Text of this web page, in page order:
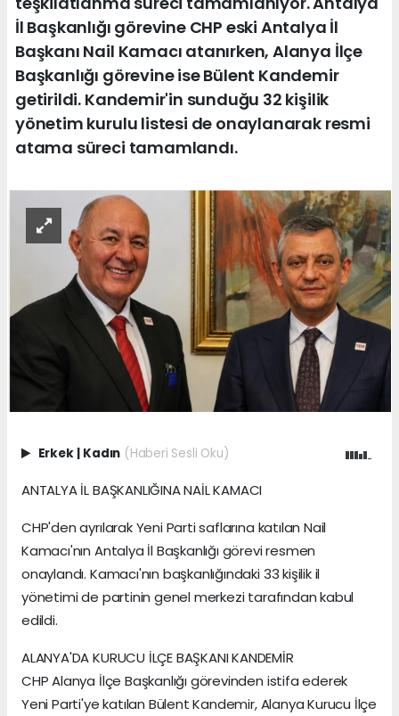
İl Başkanlığı görevine CHP eski Antalya İl
Başkanı Nail Kamacı atanırken, Alanya İlçe
Başkanlığı görevine ise Bülent Kandemir
getirildi. Kandemir'in sunduğu 32 kişilik
yönetim kurulu listesi de onaylanarak resmi
atama süreci tamamlandı.
Erkek | Kadın (Haberi Sesli Oku)
ANTALYA İL BAŞKANLIĞINA NAİL KAMACI
CHP'den ayrılarak Yeni Parti saflarına katılan Nail
Kamacı'nın Antalya İl Başkanlığı görevi resmen
onaylandı. Kamacı'nın başkanlığındaki 33 kişilik il
yönetimi de partinin genel merkezi tarafından kabul
edildi.
ALANYA'DA KURUCU İLÇE BAŞKANI KANDEMİR
CHP Alanya İlçe Başkanlığı görevinden istifa ederek
Yeni Parti'ye katılan Bülent Kandemir, Alanya Kurucu İlçe